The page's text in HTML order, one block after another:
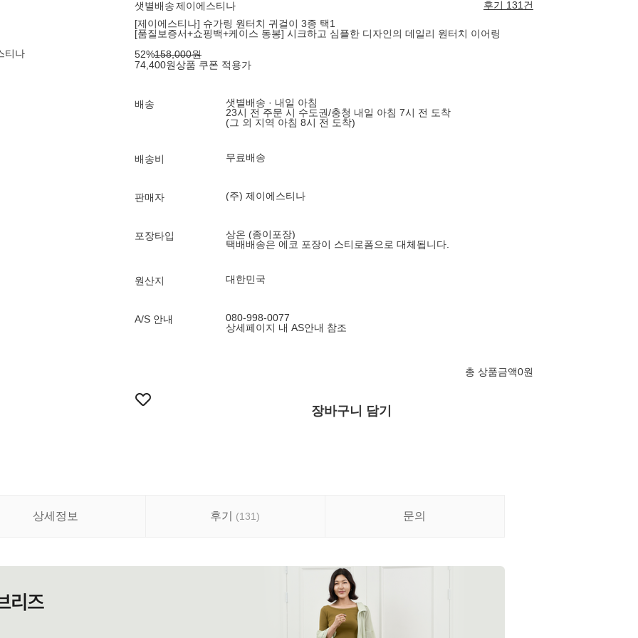
티나
샛별배송제이에스티나
후기 131건
[제이에스티나] 슈가링 원터치 귀걸이 3종 택1
[품질보증서+쇼핑백+케이스 동봉] 시크하고 심플한 디자인의 데일리 원터치 이어링
52%158,000원
74,400원상품 쿠폰 적용가
배송
샛별배송 · 내일 아침
23시 전 주문 시 수도권/충청 내일 아침 7시 전 도착
(그 외 지역 아침 8시 전 도착)
배송비 무료배송
판매자 (주) 제이에스티나
포장타입
상온 (종이포장)
택배배송은 에코 포장이 스티로폼으로 대체됩니다.
원산지 대한민국
A/S 안내
080-998-0077
상세페이지 내 AS안내 참조
총 상품금액0원
장바구니 담기
상세정보 후기 (131) 문의